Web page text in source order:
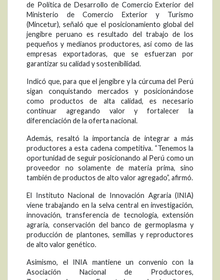
de Política de Desarrollo de Comercio Exterior del
Ministerio de Comercio Exterior y Turismo
(Mincetur), señaló que el posicionamiento global del
jengibre peruano es resultado del trabajo de los
pequeños y medianos productores, así como de las
empresas exportadoras, que se esfuerzan por
garantizar su calidad y sostenibilidad.
Indicó que, para que el jengibre y la cúrcuma del Perú
sigan conquistando mercados y posicionándose
como productos de alta calidad, es necesario
continuar agregando valor y fortalecer la
diferenciación de la oferta nacional.
Además, resaltó la importancia de integrar a más
productores a esta cadena competitiva. “Tenemos la
oportunidad de seguir posicionando al Perú como un
proveedor no solamente de materia prima, sino
también de productos de alto valor agregado”, afirmó.
El Instituto Nacional de Innovación Agraria (INIA)
viene trabajando en la selva central en investigación,
innovación, transferencia de tecnología, extensión
agraria, conservación del banco de germoplasma y
producción de plantones, semillas y reproductores
de alto valor genético.
Asimismo, el INIA mantiene un convenio con la
Asociación Nacional de Productores,